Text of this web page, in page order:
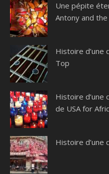
Une pépite
Antony and the
Histoire d’une
Top
Histoire d’une
de USA for
Histoire d’une